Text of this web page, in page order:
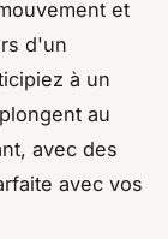
et
d'un
à un
au
avec des
avec vos